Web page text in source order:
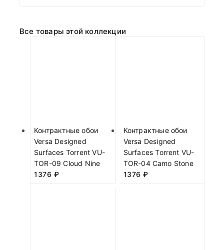
Все товары этой коллекции
Контрактные обои
Versa Designed
Surfaces Torrent VU-
TOR-09 Cloud Nine
1376 ₽
Контрактные обои
Versa Designed
Surfaces Torrent VU-
TOR-04 Camo Stone
1376 ₽